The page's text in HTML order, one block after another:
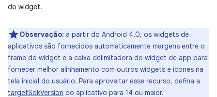
do widget.
Observação: a partir do Android 4.0, os widgets de
aplicativos são fornecidos automaticamente margens entre o
frame do widget e a caixa delimitadora do widget de app para
fornecer melhor alinhamento com outros widgets e ícones na
tela inicial do usuário. Para aproveitar esse recurso, defina a
targetSdkVersion do aplicativo para 14 ou maior.